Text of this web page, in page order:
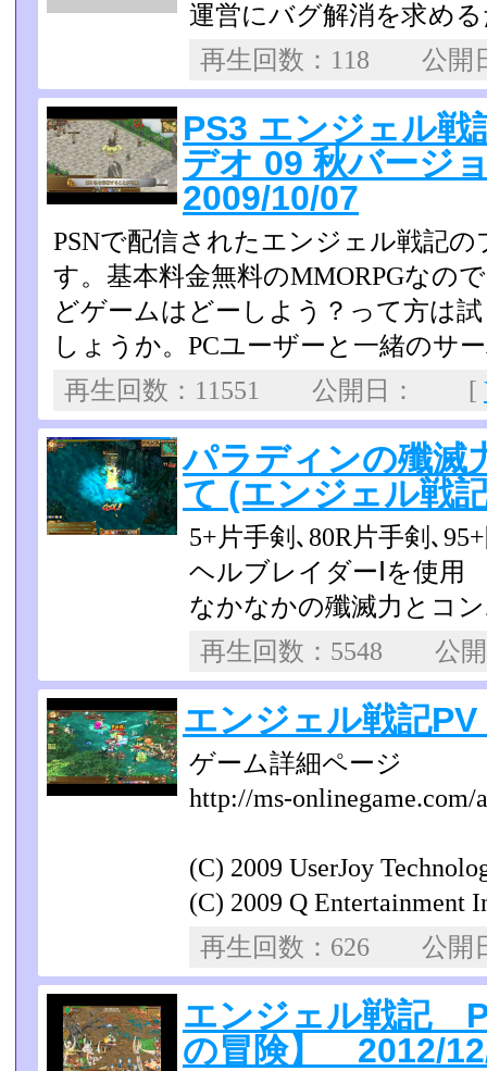
運営にバグ解消を求め
再生回数：118 公
PS3 エンジェル
デオ 09 秋バージ
2009/10/07
PSNで配信されたエンジェル戦記
す。基本料金無料のMMO­RPGなの
どゲームはどーしよう？って方は
しょうか。PCユーザーと一緒のサ
再生回数：11551 公開日： [
パラディンの殲滅
て (エンジェル戦
5+片手剣､80R片手剣､
ヘルブレイダーⅠを使用
なかなかの殲滅力とコ
再生回数：5548
エンジェル戦記
ゲーム詳細ページ
http://ms-onlinegame.com/
(C) 2009 UserJoy
(C) 2009 Q Entertainment
再生回数：626 公
エンジェル戦記
の冒険】 2012/